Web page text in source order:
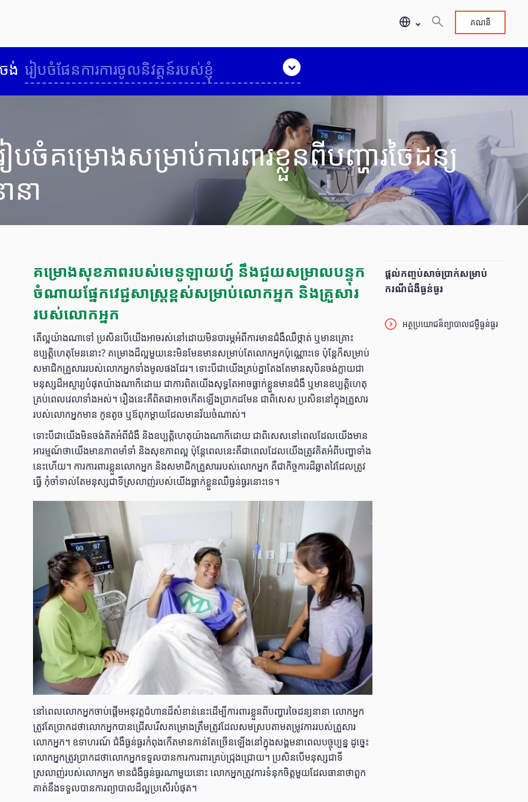
គណនី
ង់ រៀបចំផែនការការចូលនិវត្តន៍របស់ខ្ញុំ
បចំគម្រោងសម្រាប់ការពារខ្លួនពីបញ្ហារចៃដន្យ
នា
គម្រោងសុខភាពរបស់មេនូឡាយហ្វ៍ នឹងជួយសម្រាលបន្ទុក
ចំណាយផ្នែកវេជ្ជសាស្រ្តខ្ពស់សម្រាប់លោកអ្នក និងគ្រួសារ
របស់លោកអ្នក
តើល្អយ៉ាងណាទៅ ប្រសិនបើយើងអាចរស់នៅដោយមិនបារម្ភអំពីការមានជំងឺឈឺថ្កាត់ ឬមានគ្រោះ
ឧប្បត្តិហេតុមែននោះ? គម្រោងដ៏ល្អមួយនេះមិនមែនមានសម្រាប់តែលោកអ្នកប៉ុណ្ណោះទេ ប៉ុន្តែក៏សម្រាប់
សមាជិកគ្រួសាររបស់លោកអ្នកទាំងមូលផងដែរ។ ទោះបីជាយើងគ្រប់គ្នាតែងតែមានសុបិនចង់ក្លាយជា
មនុស្សដ៏អស្ចារ្យបំផុតយ៉ាងណាក៏ដោយ ជាការពិតយើងសុទ្ធតែអាចធ្លាក់ខ្លួនមានជំងឺ ឬមានឧប្បត្តិហេតុ
គ្រប់ពេលវេលាទាំងអស់។ រឿងនេះគឺពិតជាអាចកើតឡើងប្រាកដមែន ជាពិសេស ប្រសិននៅក្នុងគ្រួសារ
របស់លោកអ្នកមាន កូនតូច ឬឪពុកម្ដាយដែលមានវ័យចំណាស់។
ទោះបីជាយើងមិនចង់គិតអំពីជំងឺ និងឧប្បត្តិហេតុយ៉ាងណាក៏ដោយ ជាពិសេសនៅពេលដែលយើងមាន
អារម្មណ៍ថាយើងមានភាពមាំទាំ និងសុខភាពល្អ ប៉ុន្តែពេលនេះគឺជាពេលដែលយើងត្រូវគិតអំពីបញ្ហាទាំង
នេះហើយ។ ការការពារខ្លួនលោកអ្នក និងសមាជិកគ្រួសាររបស់លោកអ្នក គឺជាកិច្ចការដ៏ឆ្លាតវៃដែលត្រូវ
ធ្វើ កុំចាំទាល់តែមនុស្សជាទីស្រលាញ់របស់យើងធ្លាក់ខ្លួនឈឺធ្ងន់ធ្ងរនោះទេ។
នៅពេលលោកអ្នកចាប់ផ្ដើមអនុវត្តជំហានដ៏សំខាន់នេះដើម្បីការពារខ្លួនពីបញ្ហារចៃដន្យនានា លោកអ្នក
ត្រូវតែប្រាកដថាលោកអ្នកបានជ្រើសរើសគម្រោងត្រឹមត្រូវដែលសមស្របតាមតម្រូវការរបស់គ្រួសារ
លោកអ្នក។ ឧទាហរណ៍ ជំងឺធ្ងន់ធ្ងរកំពុងកើតមានកាន់តែច្រើនឡើងនៅក្នុងសង្គមនាពេលបច្ចុប្បន្ន ដូច្នេះ
លោកអ្នកត្រូវប្រាកដថាលោកអ្នកទទួលបានការការពារគ្រប់ជ្រុងជ្រោយ​។ ប្រសិនបើមនុស្សជាទី
ស្រលាញ់របស់លោកអ្នក មានជំងឺធ្ងន់ធ្ងរណាមួយនោះ លោកអ្នកត្រូវការទំនុកចិត្តមួយដែលធានាថាពួក
គាត់នឹងទទួលបានការព្យាបាលដ៏ល្អប្រសើរបំផុត។
ផ្ដល់កញ្ចប់សាច់ប្រាក់សម្រាប់
ករណីជំងឺធ្ងន់ធ្ងរ
អត្ថប្រយោជន៏ព្យាបាលជម្ងឺធ្ងន់ធ្ងរ